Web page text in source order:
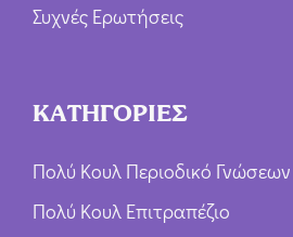
Συχνές Ερωτήσεις
ΚΑΤΗΓΟΡΙΕΣ
Πολύ Κουλ Περιοδικό Γνώσεων
Πολύ Κουλ Επιτραπέζιο